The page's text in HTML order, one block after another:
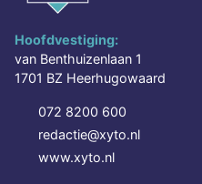
Hoofdvestiging:
van Benthuizenlaan 1
1701 BZ Heerhugowaard
072 8200 600
redactie@xyto.nl
www.xyto.nl